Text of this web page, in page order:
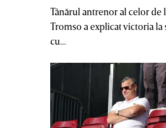
Tânărul antrenor al celor de
Tromso a explicat victoria la
cu...